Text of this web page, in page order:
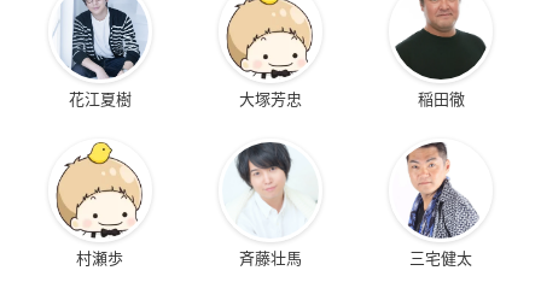
花江夏樹 大塚芳忠 稲田徹
村瀬歩 斉藤壮馬 三宅健太